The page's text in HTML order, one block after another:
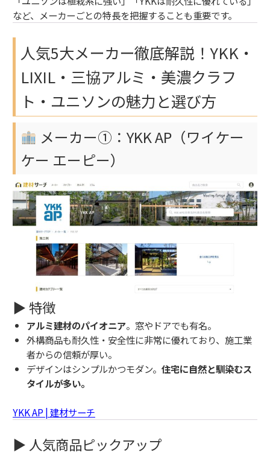
など、メーカーごとの特長を把握することも重要です。
人気5大メーカー徹底解説！YKK・
LIXIL・三協アルミ・美濃クラフ
ト・ユニソンの魅力と選び方
メーカー①：YKK AP（ワイケー
ケー エーピー）
▶ 特徴
アルミ建材のパイオニア。窓やドアでも有名。
外構商品も耐久性・安全性に非常に優れており、施工業
者からの信頼が厚い。
デザインはシンプルかつモダン。住宅に自然と馴染むス
タイルが多い。
YKK AP | 建材サーチ
▶ 人気商品ピックアップ